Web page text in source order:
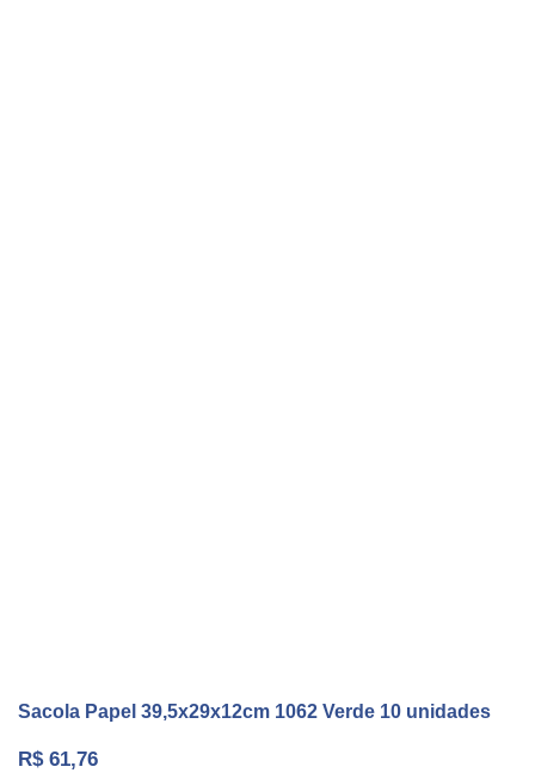
Sacola Papel 39,5x29x12cm 1062 Verde 10 unidades
R$61,76